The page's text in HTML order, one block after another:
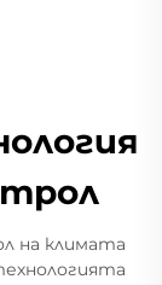
на климата